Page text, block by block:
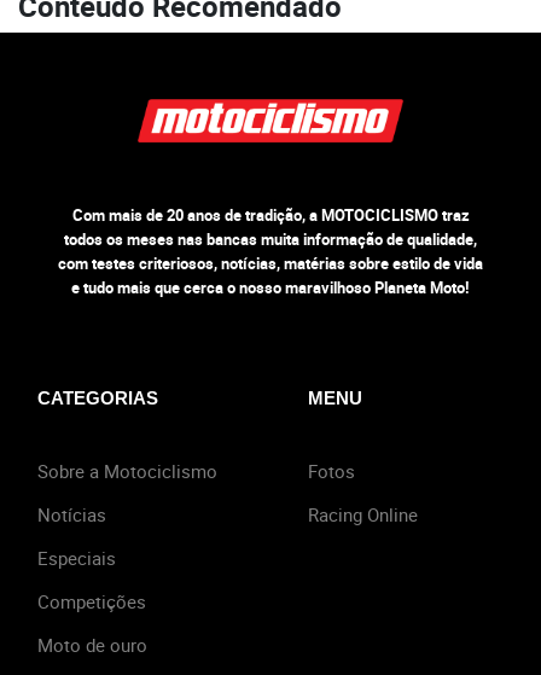
Com mais de 20 anos de tradição, a MOTOCICLISMO traz
todos os meses nas bancas muita informação de qualidade,
com testes criteriosos, notícias, matérias sobre estilo de vida
e tudo mais que cerca o nosso maravilhoso Planeta Moto!
CATEGORIAS
Sobre a Motociclismo
Notícias
Especiais
Competições
Moto de ouro
MENU
Fotos
Racing Online